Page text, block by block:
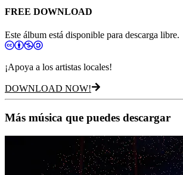
FREE DOWNLOAD
Este álbum está disponible para descarga libre.
¡Apoya a los artistas locales!
DOWNLOAD NOW!
Más música que puedes descargar